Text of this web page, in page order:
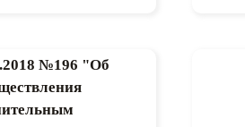
№196 "Об